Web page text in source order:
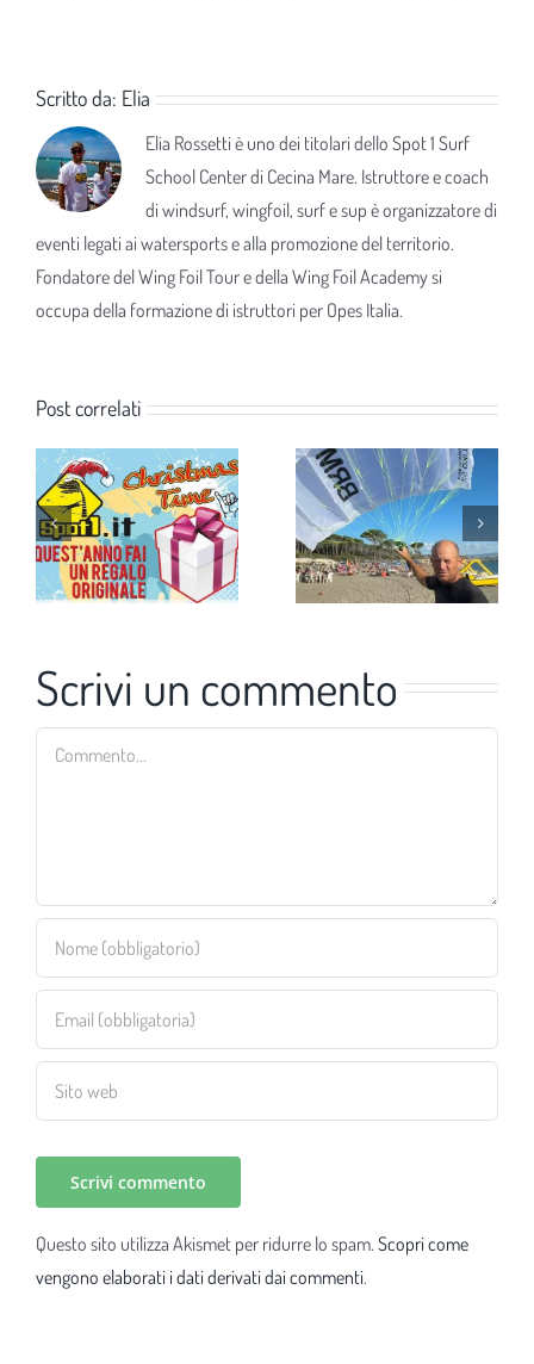
Scritto da: Elia
Elia Rossetti è uno dei titolari dello Spot 1 Surf
School Center di Cecina Mare. Istruttore e coach
di windsurf, wingfoil, surf e sup è organizzatore di
eventi legati ai watersports e alla promozione del territorio.
Fondatore del Wing Foil Tour e della Wing Foil Academy si
occupa della formazione di istruttori per Opes Italia.
Post correlati
Scrivi un commento
Commento
Questo sito utilizza Akismet per ridurre lo spam. Scopri come
vengono elaborati i dati derivati dai commenti.